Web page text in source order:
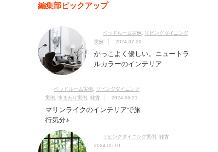
編集部ピックアップ
ベッドルーム実例
リビングダイニング
実例
2024.07.29
かっこよく優しい。ニュートラ
ルカラーのインテリア
ベッドルーム実例
リビングダイニング
実例
水まわり実例 雑貨 2024.06.21
マリンライクのインテリアで旅
行気分♪
リビングダイニング実例
雑貨
2024.05.10